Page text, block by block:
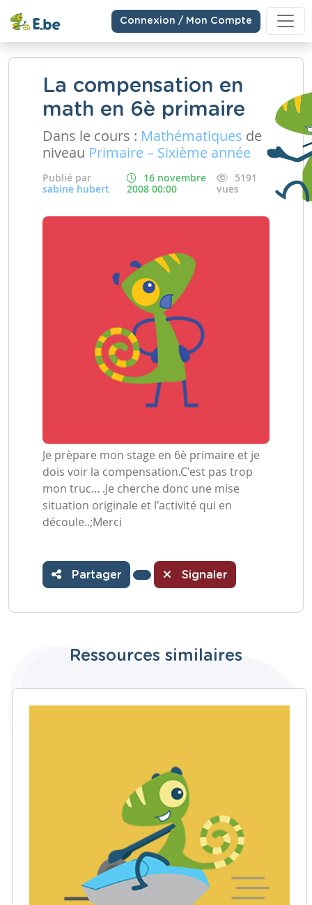
Connexion / Mon Compte
La compensation en
math en 6è primaire
Dans le cours : Mathématiques de
niveau Primaire – Sixième année
Publié par
sabine hubert
16 novembre
2008 00:00
5191
vues
Je prèpare mon stage en 6è primaire et je
dois voir la compensation.C'est pas trop
mon truc... .Je cherche donc une mise
situation originale et l'activité qui en
découle..;Merci
Partager Signaler
Ressources similaires